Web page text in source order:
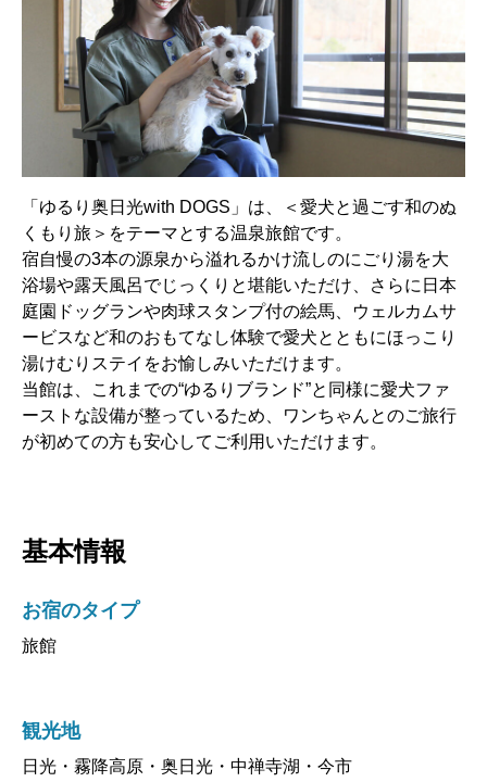
「ゆるり奥日光with DOGS」は、＜愛犬と過ごす和のぬ
くもり旅＞をテーマとする温泉旅館です。
宿自慢の3本の源泉から溢れるかけ流しのにごり湯を大
浴場や露天風呂でじっくりと堪能いただけ、さらに日本
庭園ドッグランや肉球スタンプ付の絵馬、ウェルカムサ
ービスなど和のおもてなし体験で愛犬とともにほっこり
湯けむりステイをお愉しみいただけます。
当館は、これまでの“ゆるりブランド”と同様に愛犬ファ
ーストな設備が整っているため、ワンちゃんとのご旅行
が初めての方も安心してご利用いただけます。
基本情報
お宿のタイプ
旅館
観光地
日光・霧降高原・奥日光・中禅寺湖・今市